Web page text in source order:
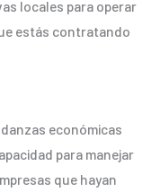
locales para operar
estás contratando
económicas
para manejar
que hayan